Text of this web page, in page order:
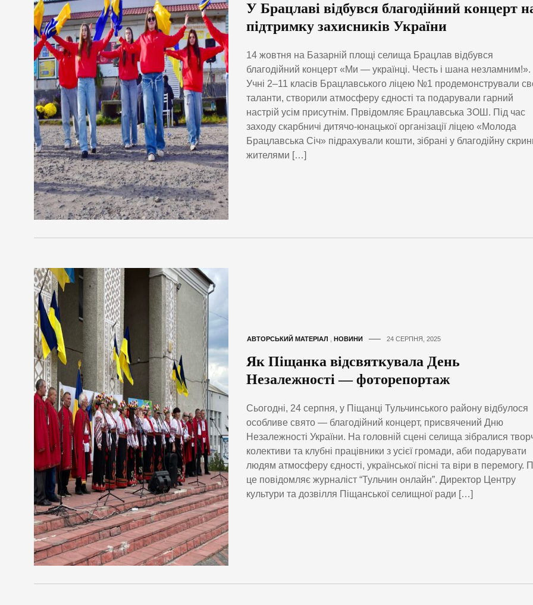
У Брацлаві відбувся благодійний концерт
підтримку захисників України
14 жовтня на Базарній площі селища Брацлав відбувся
благодійний концерт «Ми — українці. Честь і шана незламним!».
Учні 2–11 класів Брацлавського ліцею №1 продемонстрували
таланти, створили атмосферу єдності та подарували гарний
настрій усім присутнім. Првідомляє Брацлавська ЗОШ. Під час
заходу скарбничі дитячо-юнацької організації ліцею «Молода
Брацлавська Січ» підрахували кошти, зібрані у благодійну
жителями […]
АВТОРСЬКИЙ МАТЕРІАЛ , НОВИНИ 24 СЕРПНЯ, 2025
Як Піщанка відсвяткувала День
Незалежності — фоторепортаж
Сьогодні, 24 серпня, у Піщанці Тульчинського району відбулося
особливе свято — благодійний концерт, присвячений Дню
Незалежності України. На головній сцені селища зібралися
колективи та клубні працівники з усієї громади, аби подарувати
людям атмосферу єдності, української пісні та віри в перемогу.
це повідомляє журналіст “Тульчин онлайн”. Директор Центру
культури та дозвілля Піщанської селищної ради […]